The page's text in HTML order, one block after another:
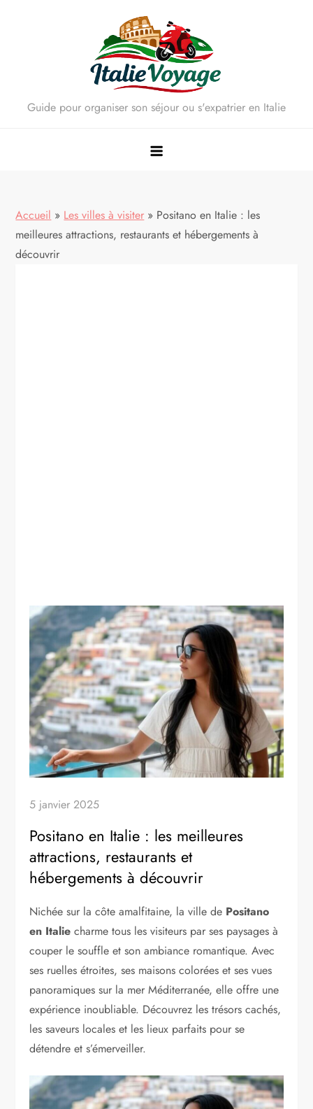
Guide pour organiser son séjour ou s'expatrier en Italie
Accueil » Les villes à visiter » Positano en Italie : les
meilleures attractions, restaurants et hébergements à
découvrir
5 janvier 2025
Positano en Italie : les meilleures
attractions, restaurants et
hébergements à découvrir
Nichée sur la côte amalfitaine, la ville de Positano
en Italie charme tous les visiteurs par ses paysages à
couper le souffle et son ambiance romantique. Avec
ses ruelles étroites, ses maisons colorées et ses vues
panoramiques sur la mer Méditerranée, elle offre une
expérience inoubliable. Découvrez les trésors cachés,
les saveurs locales et les lieux parfaits pour se
détendre et s’émerveiller.